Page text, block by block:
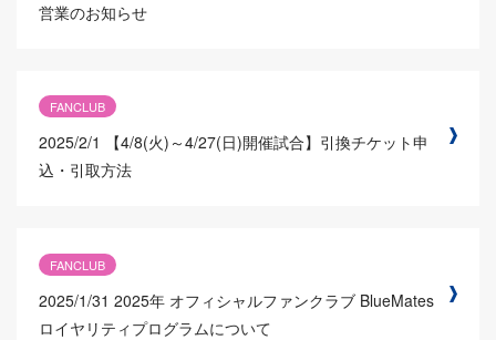
営業のお知らせ
FANCLUB
2025/2/1
【4/8(火)～4/27(日)開催試合】引換チケット申
込・引取方法
FANCLUB
2025/1/31 2025年 オフィシャルファンクラブ BlueMates
ロイヤリティプログラムについて